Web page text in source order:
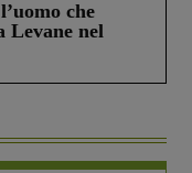
che
Levane nel